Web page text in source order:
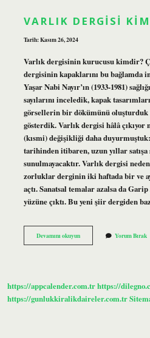
VARLIK DERGISI
Tarih: Kasım 26, 2024
Varlık dergisinin kurucusu kimdir?
dergisinin kapaklarını bu bağlamda
Yaşar Nabi Nayır’ın (1933-1981)
sayılarını inceledik, kapak
görsellerin bir dökümünü oluşturduk
gösterdik. Varlık dergisi hâlâ çıkıyor
(kısmi) değişikliği daha
tarihinden itibaren, uzun yıllar satışa
sunulmayacaktır. Varlık dergisi
zorluklar derginin iki haftada bir ve
açtı. Sanatsal temalar azalsa da
yüzüne çıktı. Bu yeni şiir dergiden
Devamını okuyunVarlık
Dergisi
Yorum Bırak
https://appcalender.com.trhttps://
https://gunlukkiralikdaireler.com.tr